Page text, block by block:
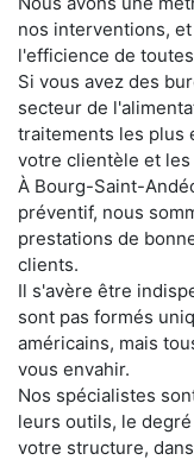
nos interventions,
l'efficience de
Si vous avez des
secteur de
traitements les plus
votre clientèle et
À Bourg-Saint-
préventif, nous
prestations de
clients.
Il s'avère être
sont pas formés
américains, mais
vous envahir.
Nos spécialistes
leurs outils, le
votre structure,